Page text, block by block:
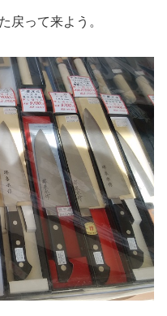
戻って来よう。